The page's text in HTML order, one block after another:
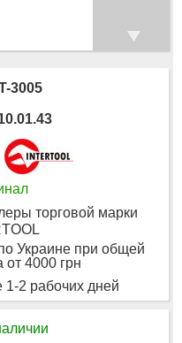
3005
торговой марки
Украине при общей
от 4000 грн
1-2 рабочих дней